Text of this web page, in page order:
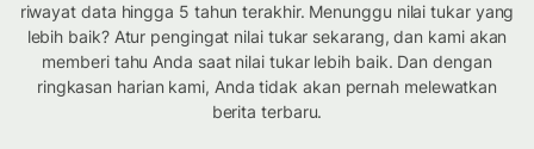
riwayat data hingga 5 tahun terakhir. Menunggu nilai tukar yang
lebih baik? Atur pengingat nilai tukar sekarang, dan kami akan
memberi tahu Anda saat nilai tukar lebih baik. Dan dengan
ringkasan harian kami, Anda tidak akan pernah melewatkan
berita terbaru.